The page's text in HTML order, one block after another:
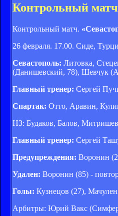
Контрольный
Контрольный матч.
26 февраля. 17.00. Сиде,
Севастополь: Литовка,
(Данишевский, 78), Шевчук
Главный тренер: Сергей
Спартак: Отто, Аравин,
НЗ: Будаков, Балов,
Главный тренер: Сергей
Предупреждения: Воронин
Удален: Воронин (85) -
Голы: Кузнецов (27),
Арбитры: Юрий Вакс